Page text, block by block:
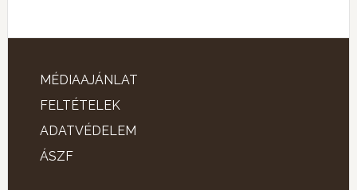
MÉDIAAJÁNLAT
FELTÉTELEK
ADATVÉDELEM
ÁSZF